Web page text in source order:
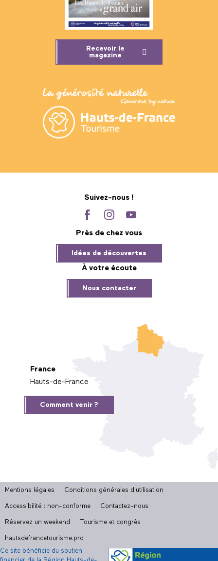
Recevoir le
magazine
Suivez-nous !
Près de chez vous
Idées de découvertes
À votre écoute
Nous contacter
France
Hauts-de-France
Comment venir ?
Mentions légales Conditions générales d'utilisation
Accessibilité : non-conforme Contactez-nous
Réservez un weekend Tourisme et congrès
hautsdefrancetourisme.pro
Ce site bénéficie du soutien